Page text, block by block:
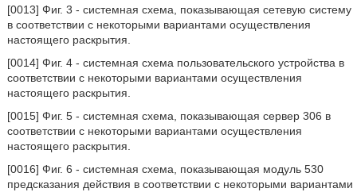
[0013] Фиг. 3 - системная схема, показывающая сетевую систему
в соответствии с некоторыми вариантами осуществления
настоящего раскрытия.
[0014] Фиг. 4 - системная схема пользовательского устройства в
соответствии с некоторыми вариантами осуществления
настоящего раскрытия.
[0015] Фиг. 5 - системная схема, показывающая сервер 306 в
соответствии с некоторыми вариантами осуществления
настоящего раскрытия.
[0016] Фиг. 6 - системная схема, показывающая модуль 530
предсказания действия в соответствии с некоторыми вариантами